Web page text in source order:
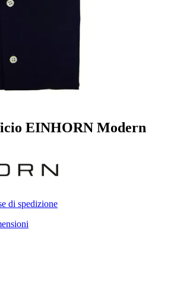
EINHORN Modern
di spedizione